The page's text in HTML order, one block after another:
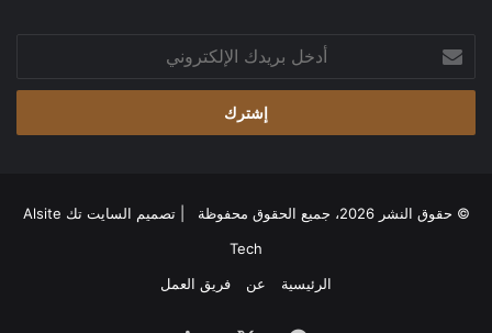
بريدك
الإلكتروني
© حقوق النشر 2026، جميع الحقوق محفوظة | تصميم
السايت تك Alsite
Tech
الرئيسية
عن فريق العمل